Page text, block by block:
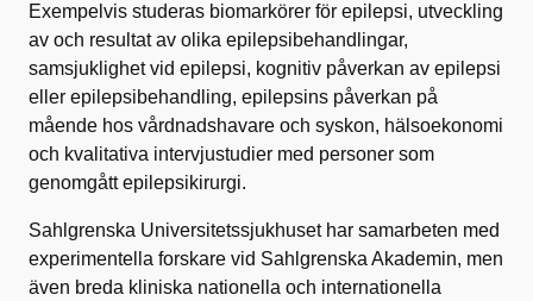
Exempelvis studeras biomarkörer för epilepsi, utveckling
av och resultat av olika epilepsibehandlingar,
samsjuklighet vid epilepsi, kognitiv påverkan av epilepsi
eller epilepsibehandling, epilepsins påverkan på
mående hos vårdnadshavare och syskon, hälsoekonomi
och kvalitativa intervjustudier med personer som
genomgått epilepsikirurgi.
Sahlgrenska Universitetssjukhuset har samarbeten med
experimentella forskare vid Sahlgrenska Akademin, men
även breda kliniska nationella och internationella